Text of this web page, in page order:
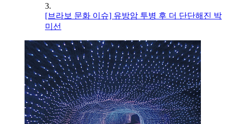
3.
[브라보 문화 이슈] 유방암 투병 후 더 단단해진 박
미선